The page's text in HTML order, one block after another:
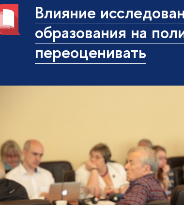
Влияние
образования на
переоценивать